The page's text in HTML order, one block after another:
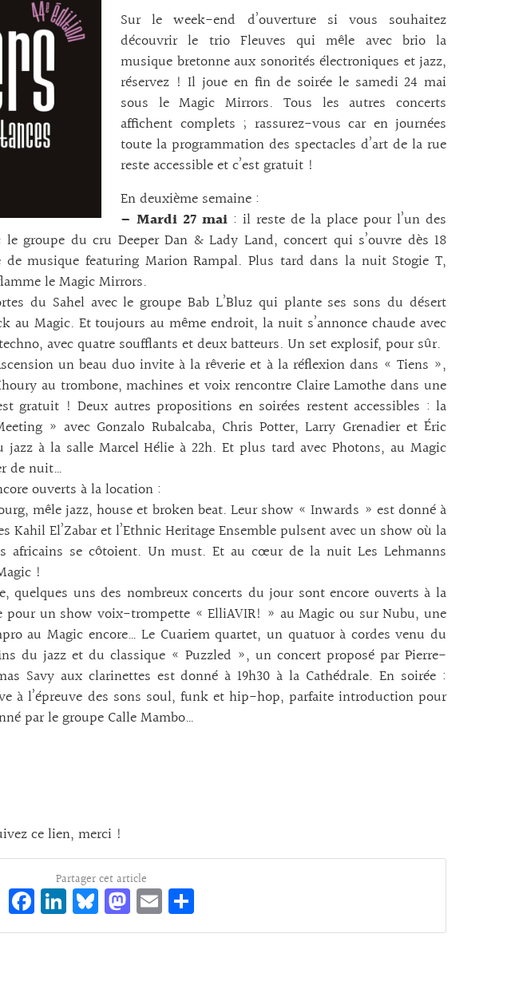
Sur le week-end d’ouverture si vous souhaitez
découvrir le trio Fleuves qui mêle avec brio la
musique bretonne aux sonorités électroniques et jazz,
réservez ! Il joue en fin de soirée le samedi 24 mai
sous le Magic Mirrors. Tous les autres concerts
affichent complets ; rassurez-vous car en journées
toute la programmation des spectacles d’art de la rue
reste accessible et c’est gratuit !
En deuxième semaine :
– Mardi 27 mai : il reste de la place pour l’un des
groupe du cru Deeper Dan & Lady Land, concert qui s’ouvre dès 18
de musique featuring Marion Rampal. Plus tard dans la nuit Stogie T,
le Magic Mirrors.
du Sahel avec le groupe Bab L’Bluz qui plante ses sons du désert
au Magic. Et toujours au même endroit, la nuit s’annonce chaude avec
avec quatre soufflants et deux batteurs. Un set explosif, pour sûr.
un beau duo invite à la rêverie et à la réflexion dans « Tiens »,
au trombone, machines et voix rencontre Claire Lamothe dans une
gratuit ! Deux autres propositions en soirées restent accessibles : la
» avec Gonzalo Rubalcaba, Chris Potter, Larry Grenadier et Éric
jazz à la salle Marcel Hélie à 22h. Et plus tard avec Photons, au Magic
de nuit…
ouverts à la location :
mêle jazz, house et broken beat. Leur show « Inwards » est donné à
Kahil El’Zabar et l’Ethnic Heritage Ensemble pulsent avec un show où la
africains se côtoient. Un must. Et au cœur de la nuit Les Lehmanns
!
quelques uns des nombreux concerts du jour sont encore ouverts à la
pour un show voix-trompette « ElliAVIR! » au Magic ou sur Nubu, une
au Magic encore… Le Cuariem quartet, un quatuor à cordes venu du
du jazz et du classique « Puzzled », un concert proposé par Pierre-
Savy aux clarinettes est donné à 19h30 à la Cathédrale. En soirée :
à l’épreuve des sons soul, funk et hip-hop, parfaite introduction pour
par le groupe Calle Mambo…
ce lien, merci !
Partager cet article
Fa
ce
Li
n
Bl
ue
M
as
E
m rt